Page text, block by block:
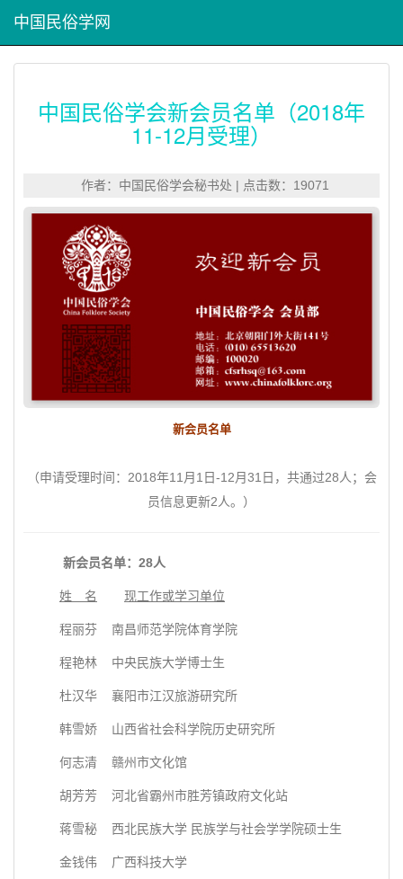
中国民俗学网
中国民俗学会新会员名单（2018年
11-12月受理）
作者：中国民俗学会秘书处 | 点击数：19071
新会员名单
（申请受理时间：2018年11月1日-12月31日，共通过28人；会
员信息更新2人。）
新会员名单：28人
姓 名 现工作或学习单位
程丽芬 南昌师范学院体育学院
程艳林 中央民族大学博士生
杜汉华 襄阳市江汉旅游研究所
韩雪娇 山西省社会科学院历史研究所
何志清 赣州市文化馆
胡芳芳 河北省霸州市胜芳镇政府文化站
蒋雪秘 西北民族大学 民族学与社会学学院硕士生
金钱伟 广西科技大学